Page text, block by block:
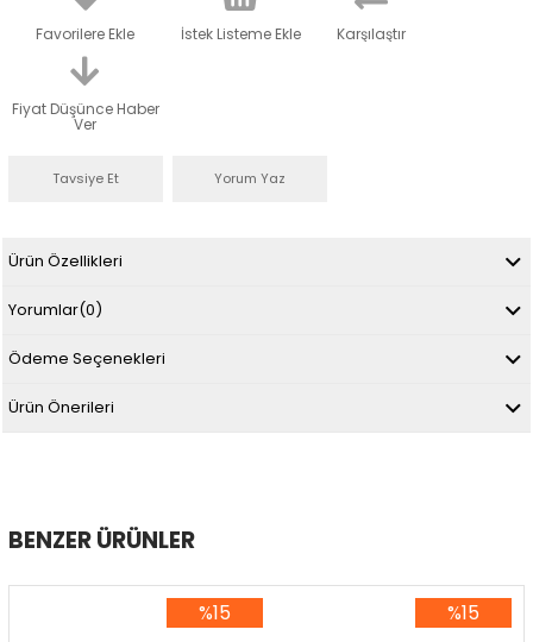
Favorilere Ekle İstek Listeme Ekle Karşılaştır
Fiyat Düşünce Haber
Ver
Tavsiye Et Yorum Yaz
Ürün Özellikleri
Yorumlar(0)
Ödeme Seçenekleri
Ürün Önerileri
BENZER ÜRÜNLER
%15
%15